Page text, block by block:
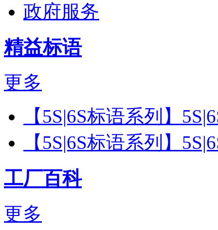
政府服务
精益标语
更多
【5S|6S标语系列】
【5S|6S标语系列】
工厂百科
更多